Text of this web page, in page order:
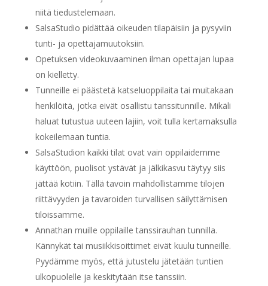
niitä tiedustelemaan.
SalsaStudio pidättää oikeuden tilapäisiin ja pysyviin
tunti- ja opettajamuutoksiin.
Opetuksen videokuvaaminen ilman opettajan lupaa
on kielletty.
Tunneille ei päästetä katseluoppilaita tai muitakaan
henkilöitä, jotka eivät osallistu tanssitunnille. Mikäli
haluat tutustua uuteen lajiin, voit tulla kertamaksulla
kokeilemaan tuntia.
SalsaStudion kaikki tilat ovat vain oppilaidemme
käyttöön, puolisot ystävät ja jälkikasvu täytyy siis
jättää kotiin. Tällä tavoin mahdollistamme tilojen
riittävyyden ja tavaroiden turvallisen säilyttämisen
tiloissamme.
Annathan muille oppilaille tanssirauhan tunnilla.
Kännykät tai musiikkisoittimet eivät kuulu tunneille.
Pyydämme myös, että jutustelu jätetään tuntien
ulkopuolelle ja keskitytään itse tanssiin.